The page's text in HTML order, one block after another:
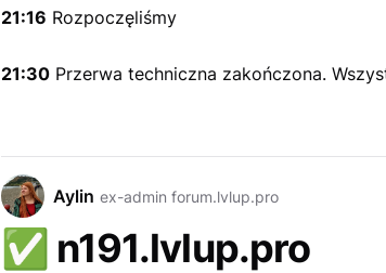
21:16 Rozpoczęliśmy
21:30Przerwa techniczna zakończona.
Aylin ex-admin forum.lvlup.pro
✅ n191.lvlup.pro